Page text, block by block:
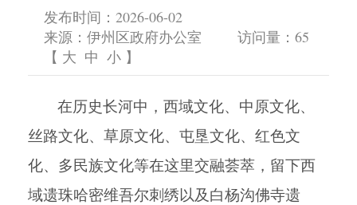
发布时间：2026-06-02
来源：伊州区政府办公室
访问量： 65
【 大 中 小 】
在历史长河中，西域文化、中原文化、
丝路文化、草原文化、屯垦文化、红色文
化、多民族文化等在这里交融荟萃，留下西
域遗珠哈密维吾尔刺绣以及白杨沟佛寺遗